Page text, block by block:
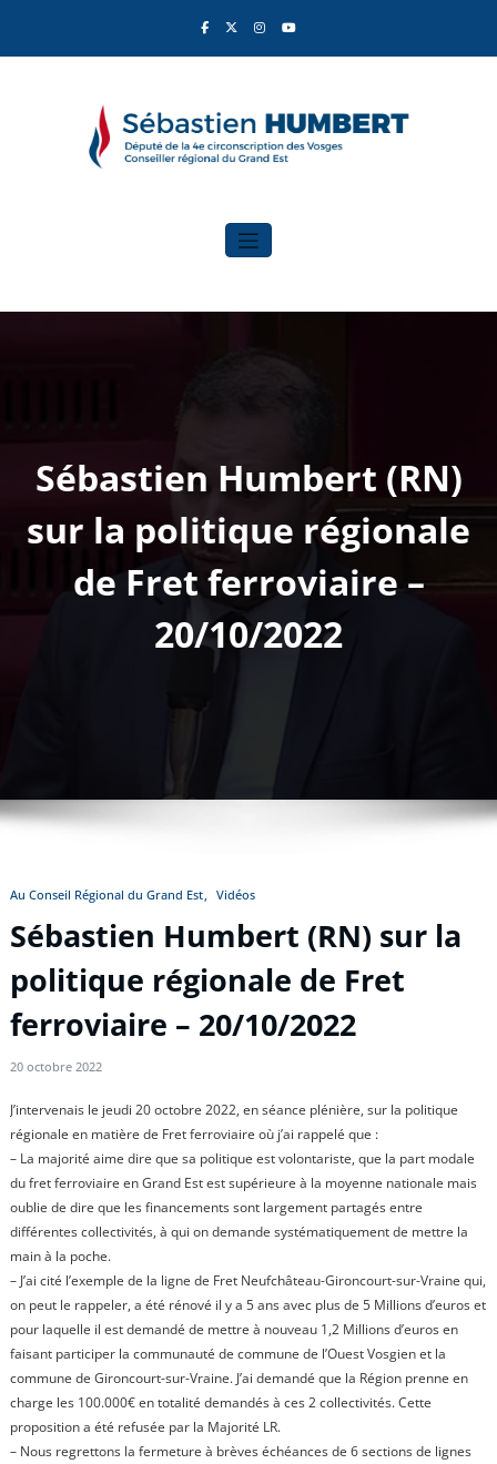
contenu
Sébastien Humbert
Sébastien Humbert (RN)
sur la politique régionale
de Fret ferroviaire –
20/10/2022
Au Conseil Régional du Grand Est Vidéos
Sébastien Humbert (RN) sur la
politique régionale de Fret
ferroviaire – 20/10/2022
20 octobre 2022
J’intervenais le jeudi 20 octobre 2022, en séance plénière, sur la politique
régionale en matière de Fret ferroviaire où j’ai rappelé que :
– La majorité aime dire que sa politique est volontariste, que la part modale
du fret ferroviaire en Grand Est est supérieure à la moyenne nationale mais
oublie de dire que les financements sont largement partagés entre
différentes collectivités, à qui on demande systématiquement de mettre la
main à la poche.
– J’ai cité l’exemple de la ligne de Fret Neufchâteau-Gironcourt-sur-Vraine qui,
on peut le rappeler, a été rénové il y a 5 ans avec plus de 5 Millions d’euros et
pour laquelle il est demandé de mettre à nouveau 1,2 Millions d’euros en
faisant participer la communauté de commune de l’Ouest Vosgien et la
commune de Gironcourt-sur-Vraine. J’ai demandé que la Région prenne en
charge les 100.000€ en totalité demandés à ces 2 collectivités. Cette
proposition a été refusée par la Majorité LR.
– Nous regrettons la fermeture à brèves échéances de 6 sections de lignes